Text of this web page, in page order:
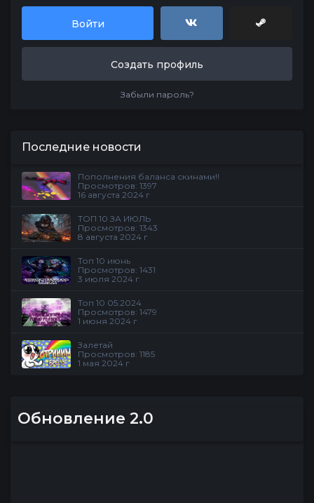
Обновление 2.0
Войти
Создать профиль
Забыли пароль?
Последние новости
Пополнения баланса скинами!!
Просмотров: 1397
16 августа 2024 г
ТОП 10 ЗА ИЮЛЬ
Просмотров: 1343
8 августа 2024 г
Топ 10 июнь
Просмотров: 1431
3 июля 2024 г
Топ 10 05.2024
Просмотров: 1479
1 июня 2024 г
Залетай
Просмотров: 1185
1 мая 2024 г